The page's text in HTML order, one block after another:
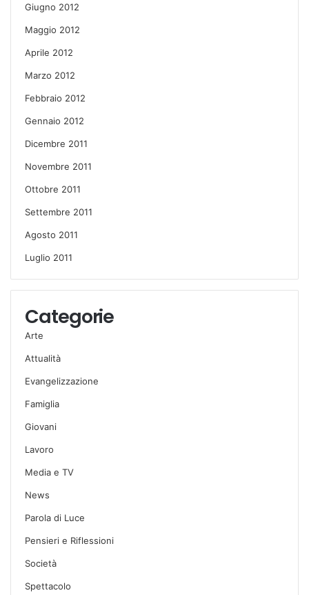
Giugno 2012
Maggio 2012
Aprile 2012
Marzo 2012
Febbraio 2012
Gennaio 2012
Dicembre 2011
Novembre 2011
Ottobre 2011
Settembre 2011
Agosto 2011
Luglio 2011
Categorie
Arte
Attualità
Evangelizzazione
Famiglia
Giovani
Lavoro
Media e TV
News
Parola di Luce
Pensieri e Riflessioni
Società
Spettacolo